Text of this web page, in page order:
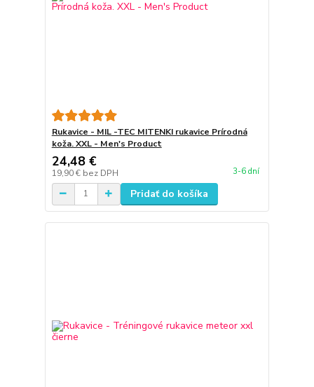
Rukavice - MIL -TEC MITENKI rukavice Prírodná
koža. XXL - Men's Product
24,48 €
19,90 € bez DPH 3-6 dní
Pridať do košíka